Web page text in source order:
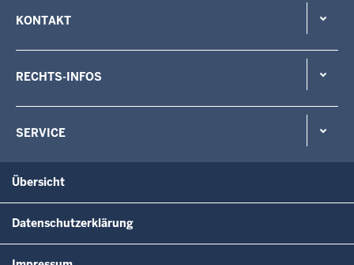
KONTAKT
RECHTS-INFOS
SERVICE
Übersicht
Datenschutzerklärung